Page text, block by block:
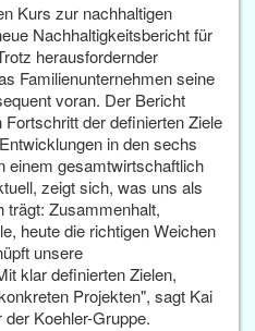
Kurs zur nachhaltigen
Nachhaltigkeitsbericht für
herausfordernder
Familienunternehmen seine
voran. Der Bericht
der definierten Ziele
in den sechs
einem gesamtwirtschaftlich
zeigt sich, was uns als
trägt: Zusammenhalt,
heute die richtigen Weichen
unsere
klar definierten Zielen,
Projekten", sagt Kai
Koehler-Gruppe.